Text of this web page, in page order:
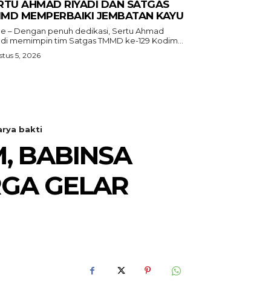
AHMAD RIYADI DAN SATGAS
MEMPERBAIKI JEMBATAN KAYU
– Dengan penuh dedikasi, Sertu Ahmad
memimpin tim Satgas TMMD ke-129 Kodim...
5, 2026